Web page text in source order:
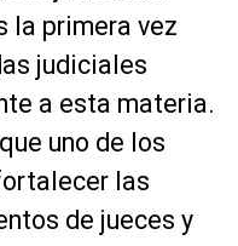
la primera vez
judiciales
a esta materia.
uno de los
las
de jueces y